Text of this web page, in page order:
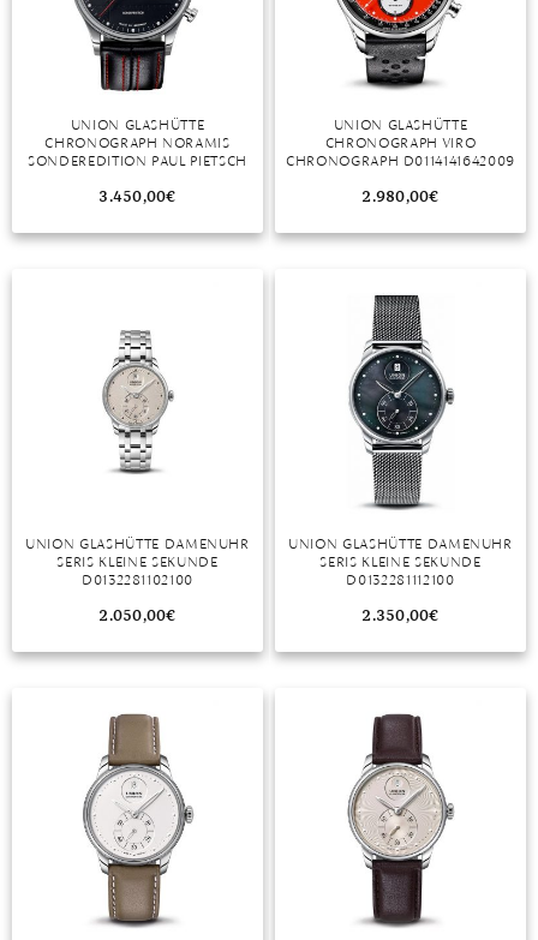
DIOPSID
GRANAT
JADE
LABRADORIT
MONDSTEIN
QUARZ
ROSENQUARZ
UNGLAUBLICH
WINTER
DINNER
ROTER TEPPICH
TREND DES MONATS
UNION GLASHÜTTE
CHRONOGRAPH NORAMIS
SONDEREDITION PAUL PIETSCH
3.450,00€
UNION GLASHÜTTE
CHRONOGRAPH VIRO
CHRONOGRAPH D0114141642009
2.980,00€
UNION GLASHÜTTE DAMENUHR
SERIS KLEINE SEKUNDE
D0132281102100
2.050,00€
UNION GLASHÜTTE DAMENUHR
SERIS KLEINE SEKUNDE
D0132281112100
2.350,00€